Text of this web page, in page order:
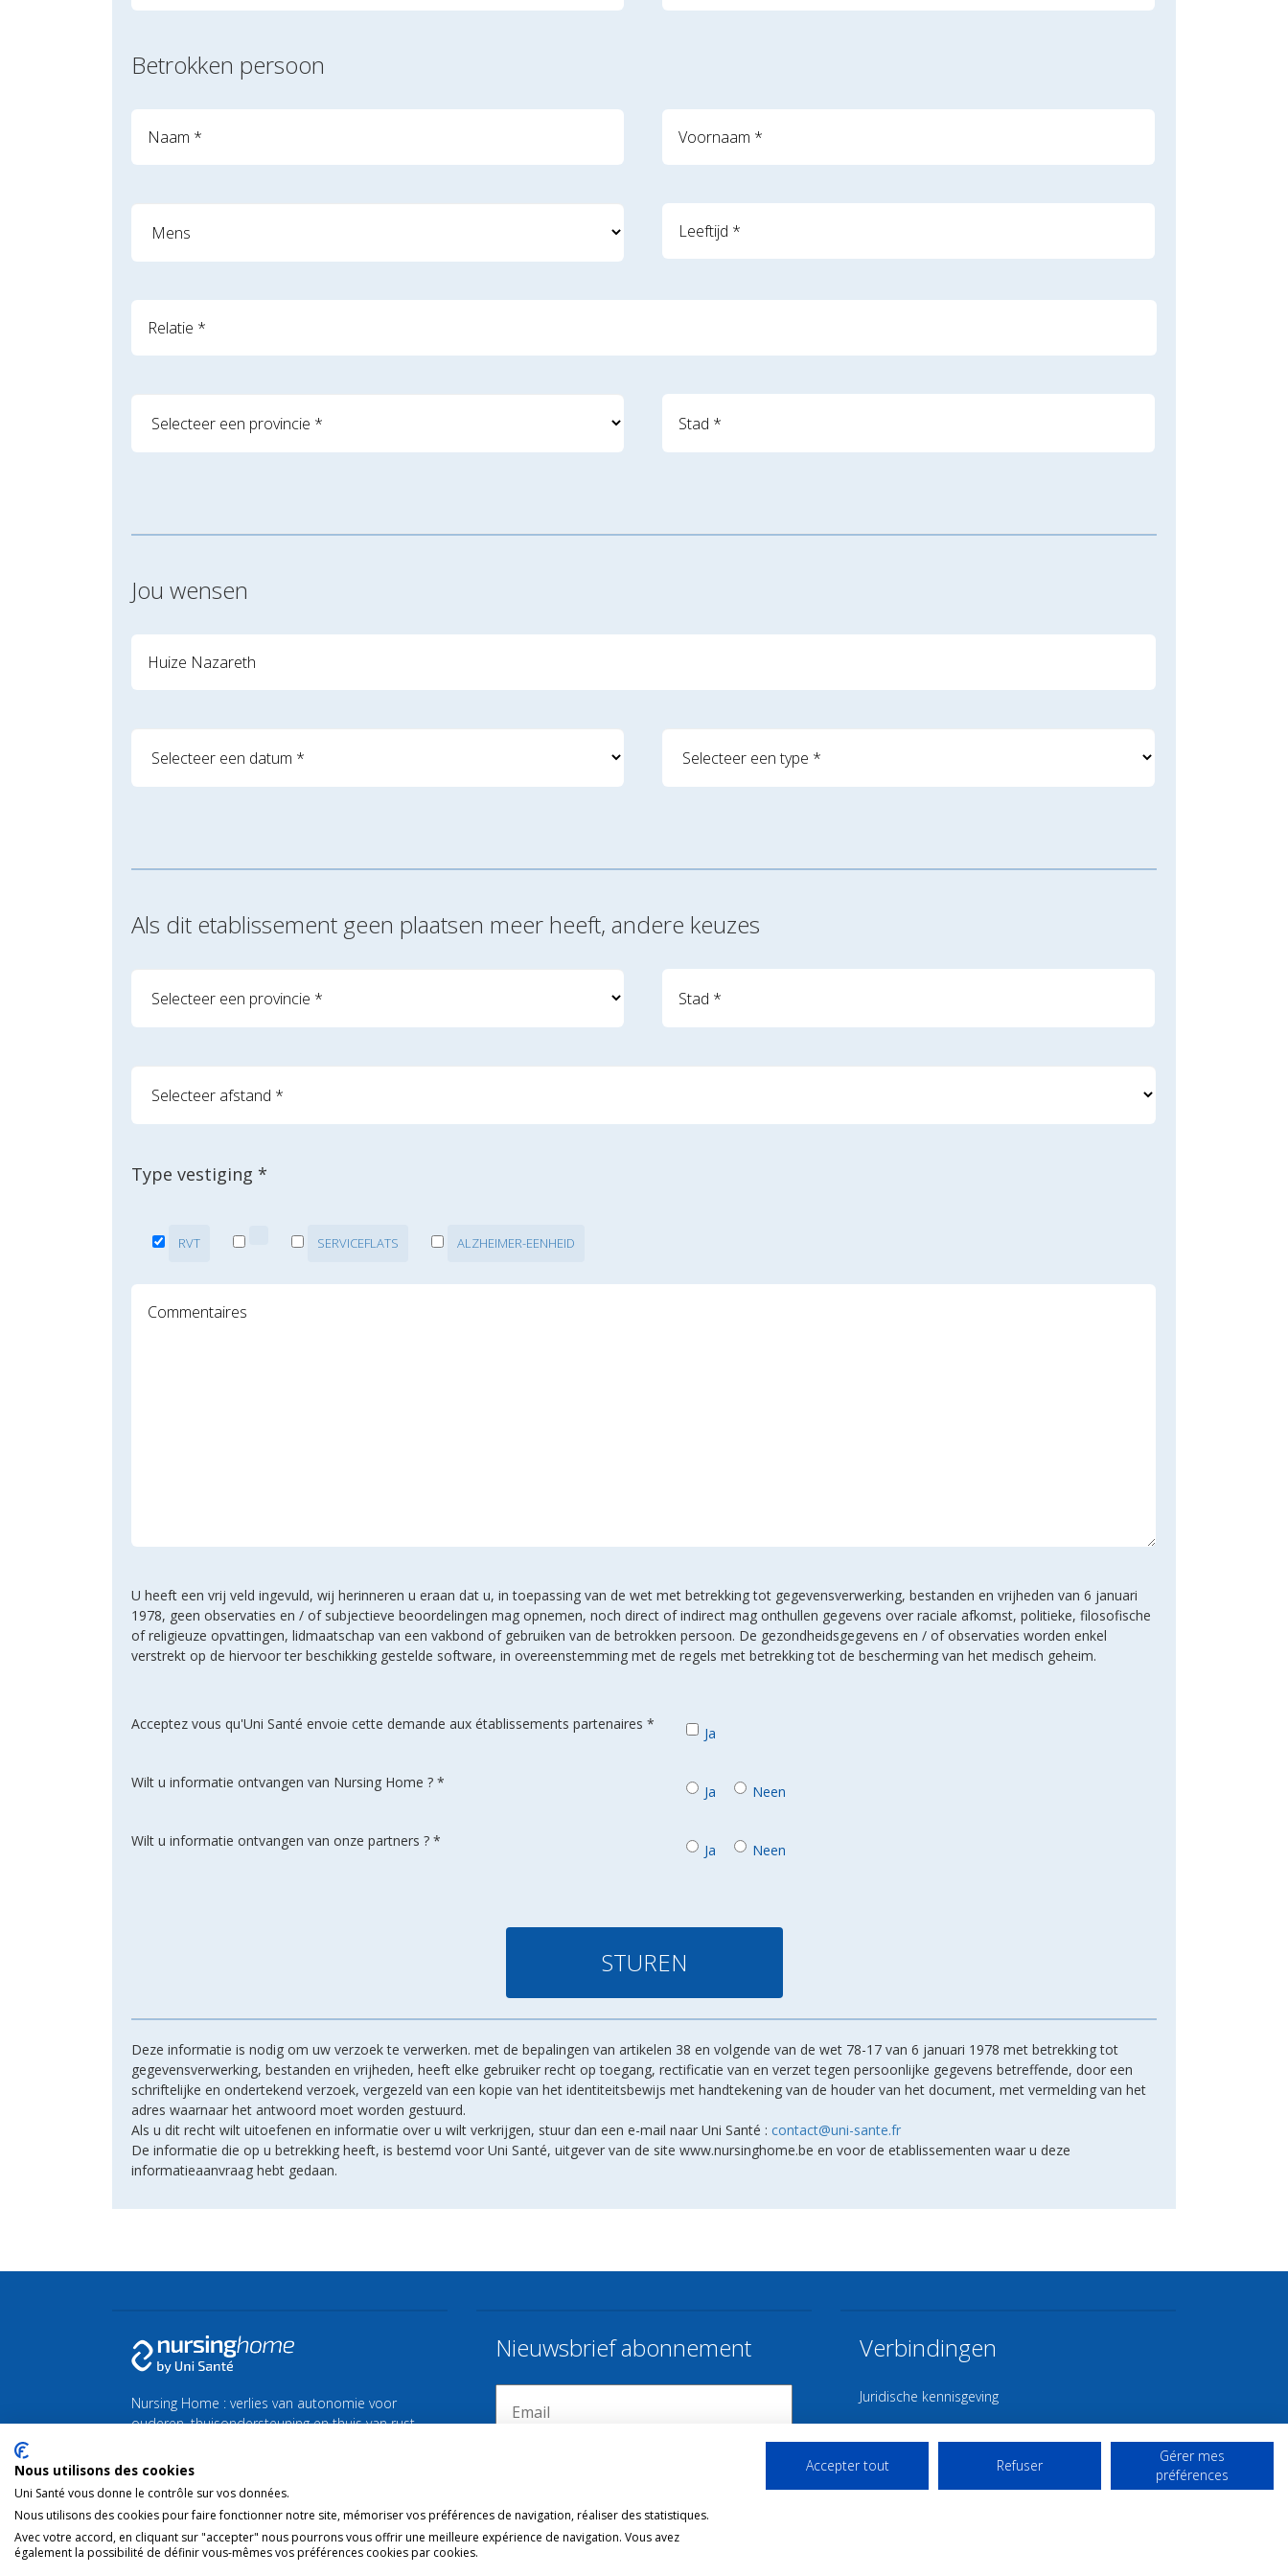
Betrokken persoon
Jou wensen
Als dit etablissement geen plaatsen meer heeft, andere keuzes
Type vestiging *
RVT SERVICEFLATS ALZHEIMER-EENHEID
U heeft een vrij veld ingevuld, wij herinneren u eraan dat u, in toepassing van de wet met betrekking tot gegevensverwerking, bestanden en vrijheden van 6 januari
1978, geen observaties en / of subjectieve beoordelingen mag opnemen, noch direct of indirect mag onthullen gegevens over raciale afkomst, politieke, filosofische
of religieuze opvattingen, lidmaatschap van een vakbond of gebruiken van de betrokken persoon. De gezondheidsgegevens en / of observaties worden enkel
verstrekt op de hiervoor ter beschikking gestelde software, in overeenstemming met de regels met betrekking tot de bescherming van het medisch geheim.
Acceptez vous qu'Uni Santé envoie cette demande aux établissements partenaires *
Ja
Wilt u informatie ontvangen van Nursing Home ? *
Ja Neen
Wilt u informatie ontvangen van onze partners ? *
Ja Neen
Deze informatie is nodig om uw verzoek te verwerken. met de bepalingen van artikelen 38 en volgende van de wet 78-17 van 6 januari 1978 met betrekking tot
gegevensverwerking, bestanden en vrijheden, heeft elke gebruiker recht op toegang, rectificatie van en verzet tegen persoonlijke gegevens betreffende, door een
schriftelijke en ondertekend verzoek, vergezeld van een kopie van het identiteitsbewijs met handtekening van de houder van het document, met vermelding van het
adres waarnaar het antwoord moet worden gestuurd.
Als u dit recht wilt uitoefenen en informatie over u wilt verkrijgen, stuur dan een e-mail naar Uni Santé : contact@uni-sante.fr
De informatie die op u betrekking heeft, is bestemd voor Uni Santé, uitgever van de site www.nursinghome.be en voor de etablissementen waar u deze
informatieaanvraag hebt gedaan.
Nursing Home : verlies van autonomie voor
ouderen, thuisondersteuning en thuis van rust
Vind al het nieuws over de zilveren economie en
Nieuwsbrief abonnement Verbindingen
Juridische kennisgeving
Contact
Gebruiksvoorwaarden
Nous utilisons des cookies
Uni Santé vous donne le contrôle sur vos données.
Nous utilisons des cookies pour faire fonctionner notre site, mémoriser vos préférences de navigation, réaliser des statistiques.
Avec votre accord, en cliquant sur "accepter" nous pourrons vous offrir une meilleure expérience de navigation. Vous avez
également la possibilité de définir vous-mêmes vos préférences cookies par cookies.
Accepter tout Refuser
Gérer mes
préférences